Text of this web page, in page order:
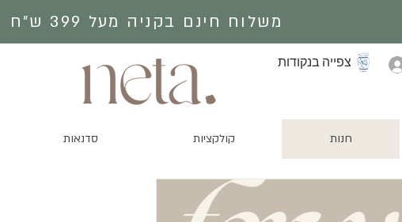
משלוח חינם בקניה מעל 399 ש״ח
צפייה בנקודות
חנות קולקציות סדנאות